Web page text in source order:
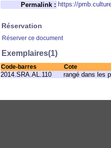
Permalink : https://
Réservation
Réserver ce document
Exemplaires(1)
Code-barres Cote
2014.SRA.AL.110 rangé dans les